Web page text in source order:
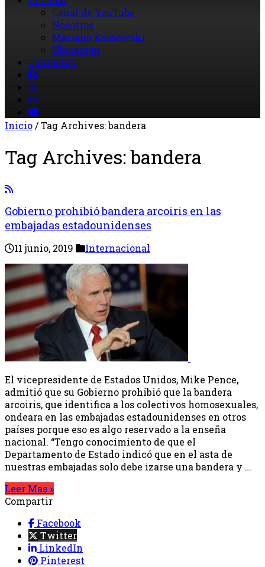
Canal de YouTube
Nosotros
Mariano Kossowski
Ubicación
Contactos
Inicio/Tag Archives: bandera
Tag Archives:bandera
Gobierno prohibió bandera arcoiris en las
embajadas estadounidenses
11 junio, 2019 Internacional
El vicepresidente de Estados Unidos, Mike Pence,
admitió que su Gobierno prohibió que la bandera
arcoiris, que identifica a los colectivos homosexuales,
ondeara en las embajadas estadounidenses en otros
países porque eso es algo reservado a la enseña
nacional. “Tengo conocimiento de que el
Departamento de Estado indicó que en el asta de
nuestras embajadas solo debe izarse una bandera y …
Leer Mas »
Compartir
Facebook
Twitter
LinkedIn
Pinterest